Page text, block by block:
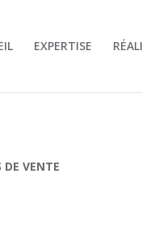
EXPERTISE
DE VENTE